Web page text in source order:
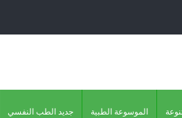
الموسوعة الطبية جديد الطب النفسي